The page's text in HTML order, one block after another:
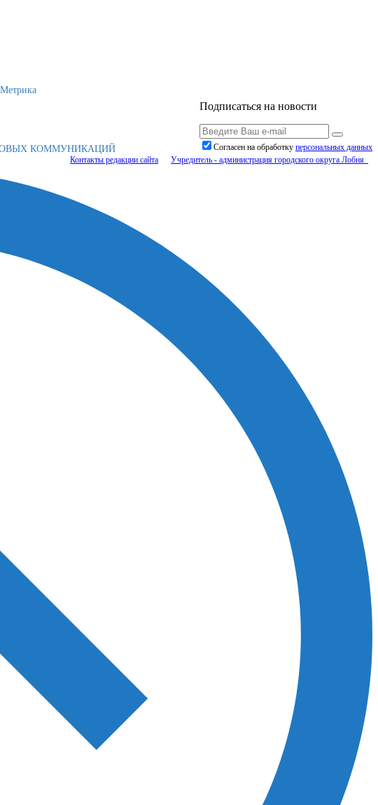
Подписаться на новости
Согласен на обработку персональныx данных
КОММУНИКАЦИЙ
Контакты редакции сайта Учредитель - администрация городского округа Лобня